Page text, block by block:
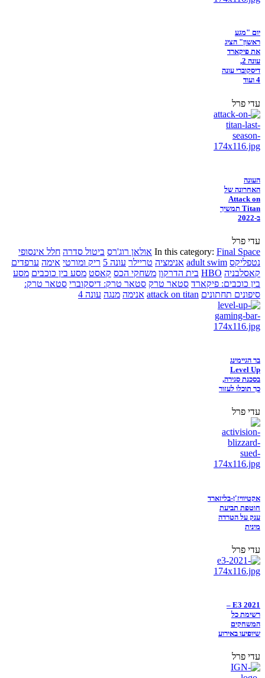
יום "מגע
ראשון" הציג
את פיקארד
עונה 2,
דיסקוברי עונה
4 ועוד
עדי פרל
העונה
האחרונה של
Attack on
Titan תמשיך
ב-2022
עדי פרל
In this category: Final Space אולאן רוג'רס ביטול סדרה חלל אינסופי
נטפליקס adult swim אנימציה טריילר עונה 5 ריק ומורטי אימה ערפדים
קאסלבניה HBO בית הדרקון משחקי הכס קאסט מסע בין כוכבים מסע
בין כוכבים: פיקארד סטאר טרק סטאר טרק: דיסקוברי סטאר טרק:
סיפונים תחתונים attack on titan אנימה מנגה עונה 4
בר הגיימינג
Level Up
בסכנת סגירה,
כך תוכלו לעזור
עדי פרל
אקטיוויז'ן-בליזארד
חוטפת תביעת
ענק על הטרדה
מינית
עדי פרל
E3 2021 –
רשימת כל
המשחקים
שיופיעו באירוע
עדי פרל